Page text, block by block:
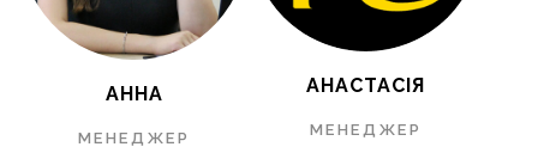
АННА
МЕНЕДЖЕР
АНАСТАСІЯ
МЕНЕДЖЕР